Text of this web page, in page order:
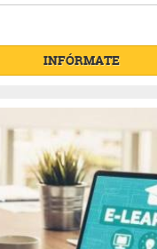
INFÓRMATE